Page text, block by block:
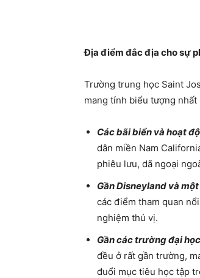
Địa điểm đắc địa cho sự
Trường trung học Saint
mang tính biểu tượng nhất
Các bãi biển và hoạt
dân miền Nam
phiêu lưu, dã ngoại
Gần Disneyland và
các điểm tham quan
nghiệm thú vị.
Gần các trường đại
đều ở rất gần trường,
đuổi mục tiêu học tập